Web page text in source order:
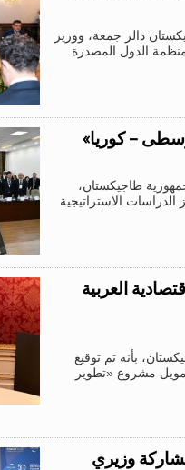
دالر جمعة، ووزير
الدول المصدرة
– كوريا»
طاجيكستان،
الاستراتيجية
العربية
بأنه تم توقيع
مشروع «تطوير
وزيري